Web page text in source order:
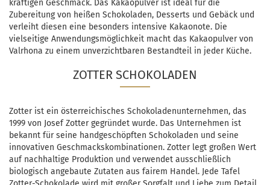
kräftigen Geschmack. Das Kakaopulver ist ideal für die
Zubereitung von heißen Schokoladen, Desserts und Gebäck und
verleiht diesen eine besonders intensive Kakaonote. Die
vielseitige Anwendungsmöglichkeit macht das Kakaopulver von
Valrhona zu einem unverzichtbaren Bestandteil in jeder Küche.
ZOTTER SCHOKOLADEN
Zotter ist ein österreichisches Schokoladenunternehmen, das
1999 von Josef Zotter gegründet wurde. Das Unternehmen ist
bekannt für seine handgeschöpften Schokoladen und seine
innovativen Geschmackskombinationen. Zotter legt großen Wert
auf nachhaltige Produktion und verwendet ausschließlich
biologisch angebaute Zutaten aus fairem Handel. Jede Tafel